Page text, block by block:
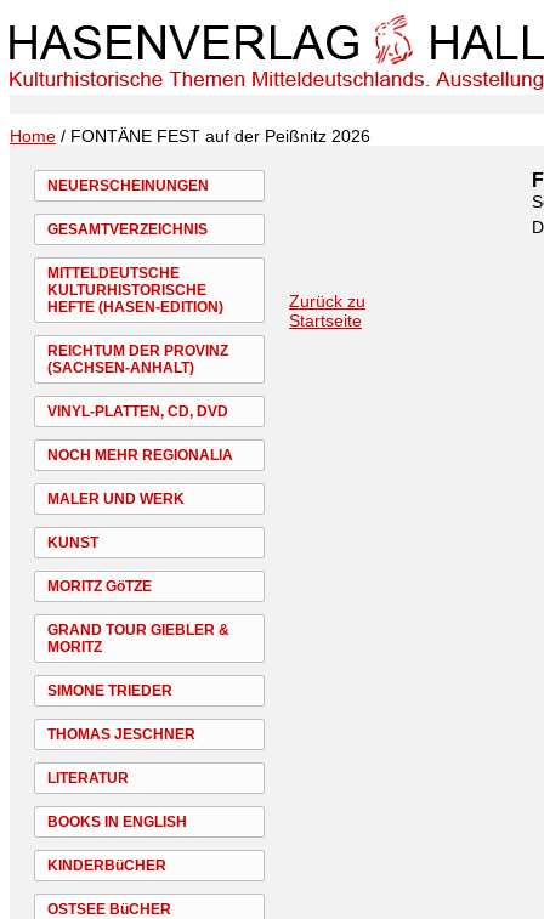
Home / FONTÄNE FEST auf der Peißnitz 2026
NEUERSCHEINUNGEN
GESAMTVERZEICHNIS
MITTELDEUTSCHE
KULTURHISTORISCHE
HEFTE (HASEN-EDITION)
REICHTUM DER PROVINZ
(SACHSEN-ANHALT)
VINYL-PLATTEN, CD, DVD
NOCH MEHR REGIONALIA
MALER UND WERK
KUNST
MORITZ GöTZE
GRAND TOUR GIEBLER &
MORITZ
SIMONE TRIEDER
THOMAS JESCHNER
LITERATUR
BOOKS IN ENGLISH
KINDERBüCHER
OSTSEE BüCHER
Zurück zu
Startseite